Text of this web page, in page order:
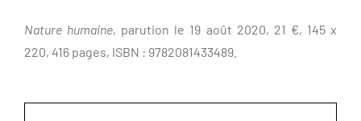
Nature humaine, parution le 19 août 2020, 21 €, 145 x
220, 416 pages, ISBN : 9782081433489.